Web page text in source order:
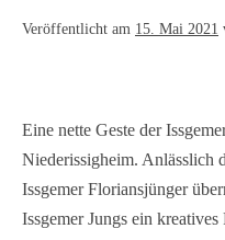
Veröffentlicht am 15. Mai 2021
Eine nette Geste der
Niederissigheim. Anlässlich
Issgemer Floriansjünger
Issgemer Jungs ein